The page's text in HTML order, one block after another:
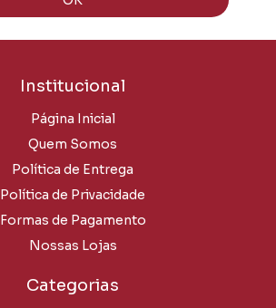
Institucional
Página Inicial
Quem Somos
Política de Entrega
Política de Privacidade
Formas de Pagamento
Nossas Lojas
Categorias